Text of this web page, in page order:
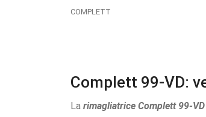
COMPLETT
Complett 99-VD:
La rimagliatrice Complett 99-VD